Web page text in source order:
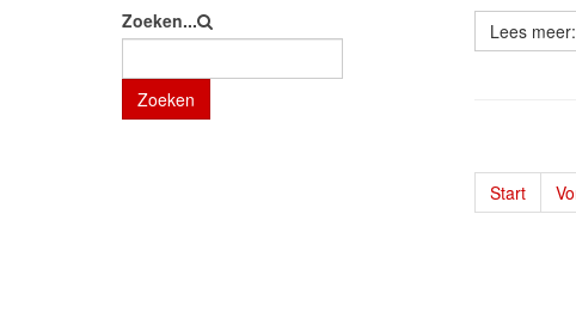
Lees
Start
Zoeken...
Zoeken